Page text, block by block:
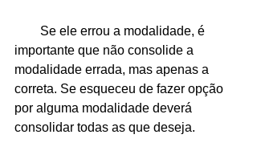
importante que não consolide a
modalidade errada, mas apenas a
correta. Se esqueceu de fazer opção
por alguma modalidade deverá
consolidar todas as que deseja.